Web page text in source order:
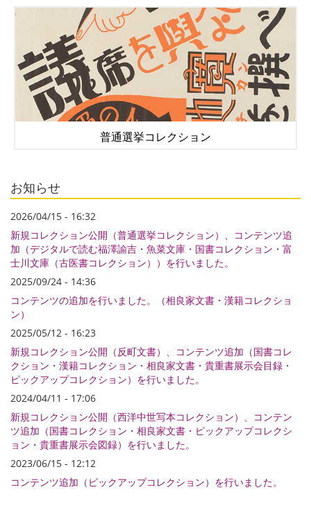
普通選挙コレクション
お知らせ
2026/04/15 - 16:32
新規コレクション公開（普通選挙コレクション）、コンテンツ追
加（デジタルで読む福澤諭吉・魚菜文庫・国書コレクション・富
士川文庫（古医書コレクション））を行いました。
2025/09/24 - 14:36
コンテンツの追加を行いました。（相良家文書・漢籍コレクショ
ン）
2025/05/12 - 16:23
新規コレクション公開（反町文書）、コンテンツ追加（国書コレ
クション・漢籍コレクション・相良家文書・貴重書展示会目録・
ピックアップコレクション）を行いました。
2024/04/11 - 17:06
新規コレクション公開（西洋中世写本コレクション）、コンテン
ツ追加（国書コレクション・相良家文書・ピックアップコレクシ
ョン・貴重書展示会図録）を行いました。
2023/06/15 - 12:12
コンテンツ追加（ピックアップコレクション）を行いました。